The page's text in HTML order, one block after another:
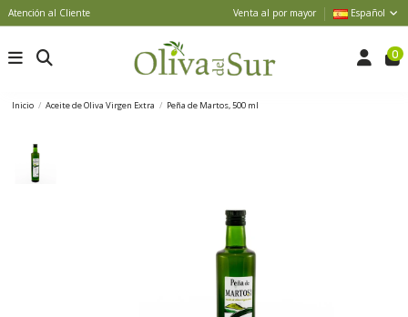
Atención al Cliente Venta al por mayor Español
0
Inicio Aceite de Oliva Virgen Extra Peña de Martos, 500 ml